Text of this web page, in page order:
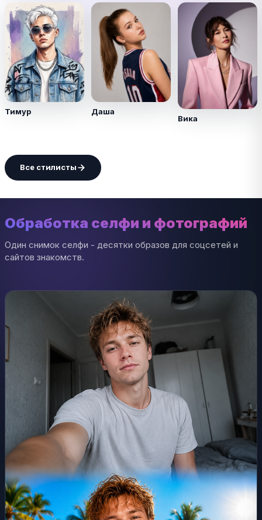
Тимур Даша
Вика
Все стилисты
Обработка селфи и фотографий
Один снимок селфи - десятки образов для соцсетей и
сайтов знакомств.